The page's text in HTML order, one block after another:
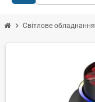
chevron_right Світлове обладнання